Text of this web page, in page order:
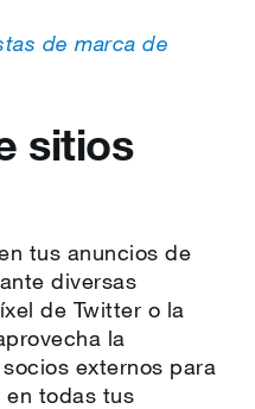
de marca de
sitios
tus anuncios de
diversas
de Twitter o la
la
externos para
en todas tus